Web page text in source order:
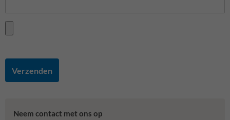
Verzenden
Neem contact met ons op